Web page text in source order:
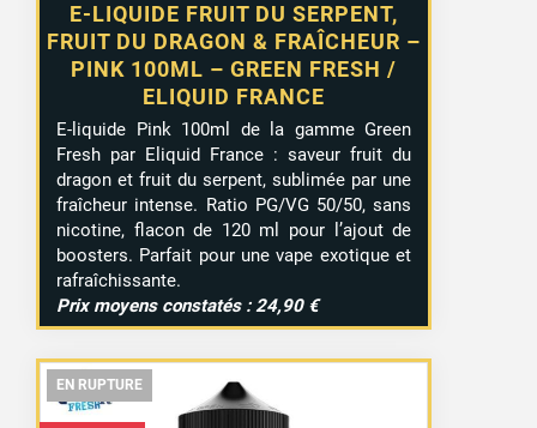
E-LIQUIDE FRUIT DU SERPENT,
FRUIT DU DRAGON & FRAÎCHEUR –
PINK 100ML – GREEN FRESH /
ELIQUID FRANCE
E-liquide Pink 100ml de la gamme Green
Fresh par Eliquid France : saveur fruit du
dragon et fruit du serpent, sublimée par une
fraîcheur intense. Ratio PG/VG 50/50, sans
nicotine, flacon de 120 ml pour l’ajout de
boosters. Parfait pour une vape exotique et
rafraîchissante.
Prix moyens constatés : 24,90 €
EN RUPTURE
EN RUPTURE
EN RUPTURE